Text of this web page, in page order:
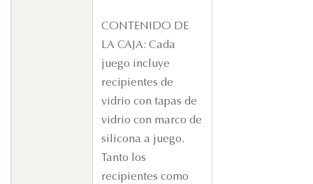
CONTENIDO DE
LA CAJA: Cada
juego incluye
recipientes de
vidrio con tapas de
vidrio con marco de
silicona a juego.
Tanto los
recipientes como